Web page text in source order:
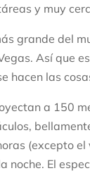
y muy
grande del
Así que
hacen las
a 150
(excepto
El